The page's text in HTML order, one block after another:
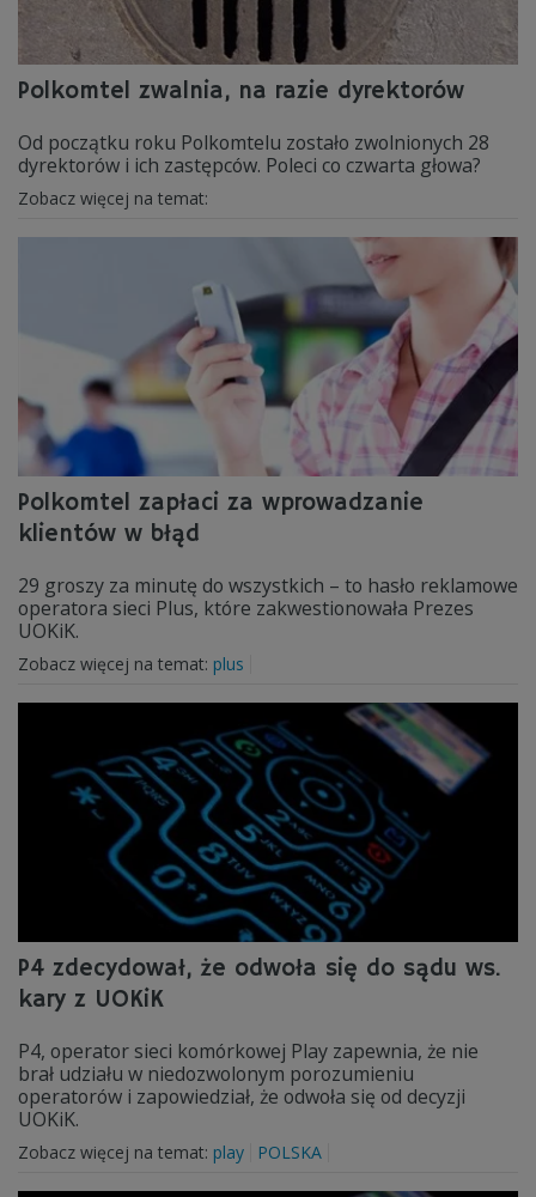
Polkomtel zwalnia, na razie dyrektorów
Od początku roku Polkomtelu zostało zwolnionych 28
dyrektorów i ich zastępców. Poleci co czwarta głowa?
Zobacz więcej na temat:
Polkomtel zapłaci za wprowadzanie
klientów w błąd
29 groszy za minutę do wszystkich – to hasło reklamowe
operatora sieci Plus, które zakwestionowała Prezes
UOKiK.
Zobacz więcej na temat: plus
P4 zdecydował, że odwoła się do sądu ws.
kary z UOKiK
P4, operator sieci komórkowej Play zapewnia, że nie
brał udziału w niedozwolonym porozumieniu
operatorów i zapowiedział, że odwoła się od decyzji
UOKiK.
Zobacz więcej na temat: play POLSKA